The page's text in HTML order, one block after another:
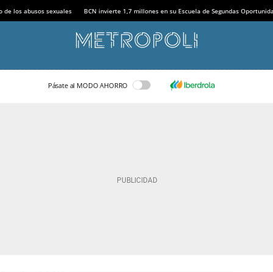
de los abusos sexuales BCN invierte 1,7 millones en su Escuela de Segundas
Pásate al MODO AHORRO